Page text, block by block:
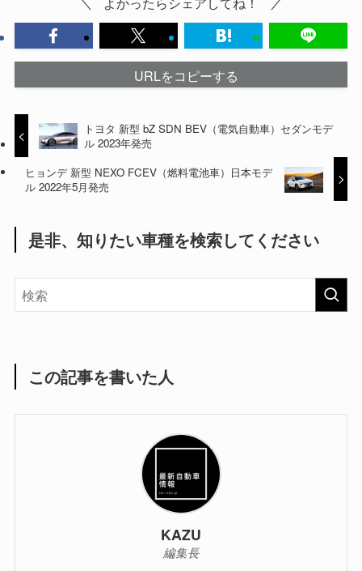
URLをコピーする
トヨタ 新型 bZ SDN BEV（電気自動車）セダンモデ
ル 2023年発売
ヒョンデ 新型 NEXO FCEV（燃料電池車）日本モデ
ル 2022年5月発売
是非、知りたい車種を検索してください
この記事を書いた人
KAZU
編集長